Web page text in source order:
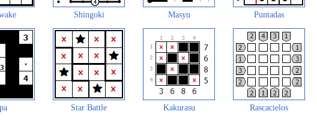
Shingoki Masyu Puntadas
Star Battle Kakurasu Rascacielos